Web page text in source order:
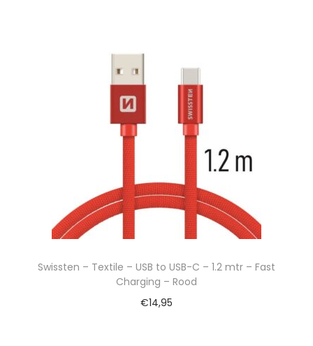
Swissten – Textile – USB to USB-C – 1.2 mtr – Fast
Charging – Rood
€14,95